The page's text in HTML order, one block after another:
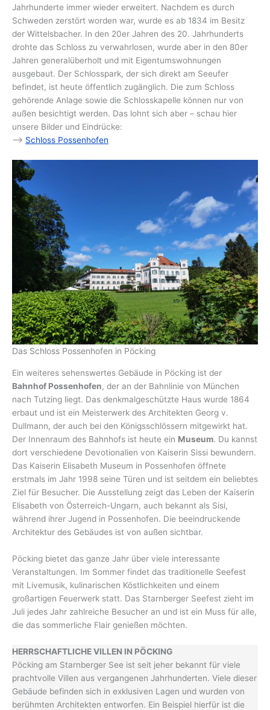
Jahrhunderte immer wieder erweitert. Nachdem es durch
Schweden zerstört worden war, wurde es ab 1834 im Besitz
der Wittelsbacher. In den 20er Jahren des 20. Jahrhunderts
drohte das Schloss zu verwahrlosen, wurde aber in den 80er
Jahren generalüberholt und mit Eigentumswohnungen
ausgebaut. Der Schlosspark, der sich direkt am Seeufer
befindet, ist heute öffentlich zugänglich. Die zum Schloss
gehörende Anlage sowie die Schlosskapelle können nur von
außen besichtigt werden. Das lohnt sich aber – schau hier
unsere Bilder und Eindrücke:
–> Schloss Possenhofen
Das Schloss Possenhofen in Pöcking
Ein weiteres sehenswertes Gebäude in Pöcking ist der
Bahnhof Possenhofen, der an der Bahnlinie von München
nach Tutzing liegt. Das denkmalgeschützte Haus wurde 1864
erbaut und ist ein Meisterwerk des Architekten Georg v.
Dullmann, der auch bei den Königsschlössern mitgewirkt hat.
Der Innenraum des Bahnhofs ist heute ein Museum. Du kannst
dort verschiedene Devotionalien von Kaiserin Sissi bewundern.
Das Kaiserin Elisabeth Museum in Possenhofen öffnete
erstmals im Jahr 1998 seine Türen und ist seitdem ein beliebtes
Ziel für Besucher. Die Ausstellung zeigt das Leben der Kaiserin
Elisabeth von Österreich-Ungarn, auch bekannt als Sisi,
während ihrer Jugend in Possenhofen. Die beeindruckende
Architektur des Gebäudes ist von außen sichtbar.
Pöcking bietet das ganze Jahr über viele interessante
Veranstaltungen. Im Sommer findet das traditionelle Seefest
mit Livemusik, kulinarischen Köstlichkeiten und einem
großartigen Feuerwerk statt. Das Starnberger Seefest zieht im
Juli jedes Jahr zahlreiche Besucher an und ist ein Muss für alle,
die das sommerliche Flair genießen möchten.
HERRSCHAFTLICHE VILLEN IN PÖCKING
Pöcking am Starnberger See ist seit jeher bekannt für viele
prachtvolle Villen aus vergangenen Jahrhunderten. Viele dieser
Gebäude befinden sich in exklusiven Lagen und wurden von
berühmten Architekten entworfen. Ein Beispiel hierfür ist die